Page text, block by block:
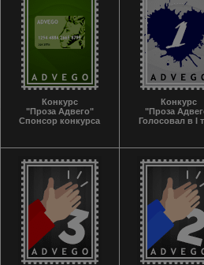
Конкурс
"Проза Адвего"
Спонсор конкурса
Конкурс
"Проза
Голосовал в I